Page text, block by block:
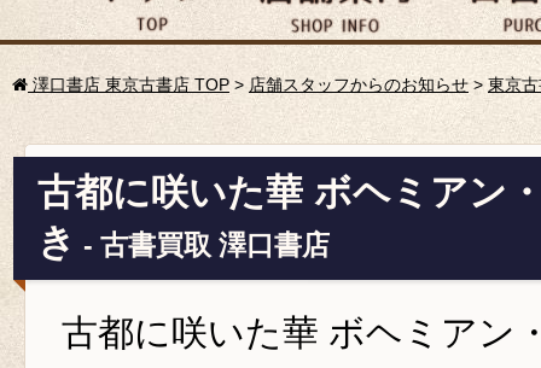
澤口書店 東京古書店 TOP > 店舗スタッフからのお知らせ> 東京
古都に咲いた華 ボヘミアン
き - 古書買取 澤口書店
古都に咲いた華 ボヘミアン